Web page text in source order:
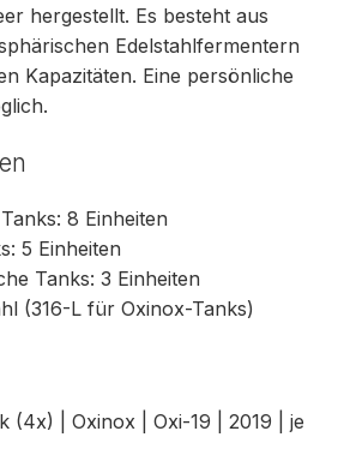
hergestellt. Es besteht aus
Edelstahlfermentern
Kapazitäten. Eine persönliche
8 Einheiten
5 Einheiten
Tanks: 3 Einheiten
(316-L für Oxinox-Tanks)
(4x) | Oxinox | Oxi-19 | 2019 | je